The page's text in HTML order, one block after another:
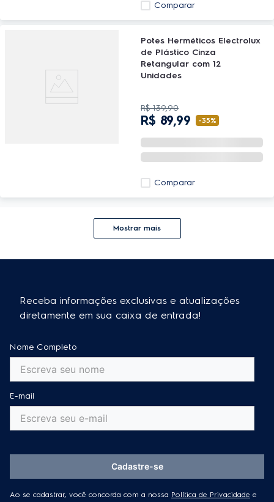
Comparar
Potes Herméticos Electrolux
de Plástico Cinza
Retangular com 12
Unidades
R$ 139,90
R$ 89,99 -35%
Comparar
Mostrar mais
Receba informações exclusivas e atualizações
diretamente em sua caixa de entrada!
Nome Completo
E-mail
Ao se cadastrar, você concorda com a nossa Política de Privacidade e
Cadastre-se